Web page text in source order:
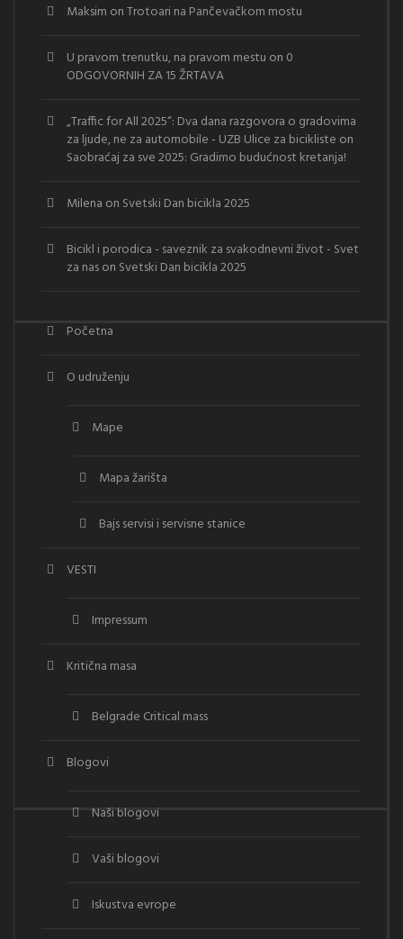
Maksim onTrotoari na Pančevačkom mostu
U pravom trenutku, na pravom mestu on 0
ODGOVORNIH ZA 15 ŽRTAVA
„Traffic for All 2025“: Dva dana razgovora o gradovima
za ljude, ne za automobile - UZB Ulice za bicikliste on
Saobraćaj za sve 2025: Gradimo budućnost kretanja!
Milena on Svetski Dan bicikla 2025
Bicikl i porodica - saveznik za svakodnevni život - Svet
za nason Svetski Dan bicikla 2025
Početna
O udruženju
Mape
Mapa žarišta
Bajs servisi i servisne stanice
VESTI
Impressum
Kritična masa
Belgrade Critical mass
Blogovi
Naši blogovi
Vaši blogovi
Iskustva evrope